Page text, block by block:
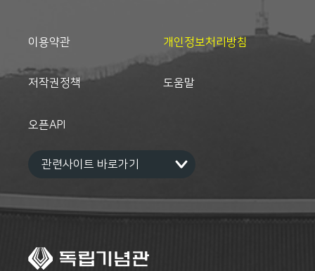
이용약관 개인정보처리방침
저작권정책 도움말
오픈API